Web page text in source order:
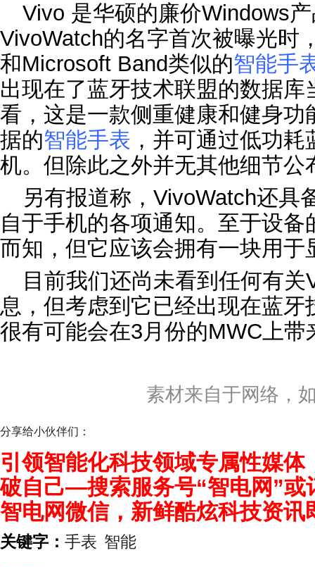
Vivo 是华硕的廉价Windows
VivoWatch的名字首次被曝光时
和Microsoft Band类似的智能手
出现在了蓝牙技术联盟的数据
看，这是一款侧重健康和健身
据的智能手表 ，并可通过低功
机。但除此之外并无其他细节公
另有报道称，VivoWatch还具
自于手机的各项通知。至于设
而知，但它应该会拥有一块用于
目前我们还尚未看到任何有
息，但考虑到它已经出现在蓝
很有可能会在3月份的MWC上带
素材来自于网络，
分享给小伙伴们：
引领智能化科技领域专属性媒
破自己—搜索服务号“智电网”或
智电网微信，新鲜酷炫科技资讯
关键字： 手表 智能